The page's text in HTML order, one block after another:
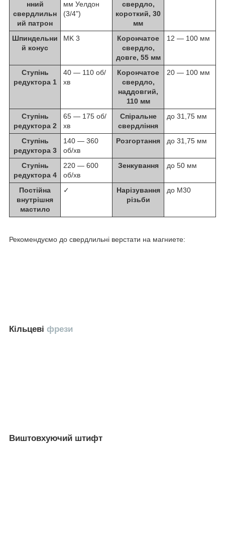
нний
свердлильн
ий патрон
мм Уелдон
(3/4")
свердло,
короткий, 30
мм
Шпиндельни
й конус
MK 3
Корончатое
свердло,
довге, 55 мм
12 ― 100 мм
Ступінь
редуктора 1
40 ― 110 об/
хв
Корончатое
свердло,
наддовгий,
110 мм
20 ― 100 мм
Ступінь
редуктора 2
65 ― 175 об/
хв
Спіральне
свердління
до 31,75 мм
Ступінь
редуктора 3
140 ― 360
об/хв
Розгортання до 31,75 мм
Ступінь
редуктора 4
220 ― 600
об/хв
Зенкування до 50 мм
Постійна
внутрішня
мастило
✓
Нарізування
різьби
до М30
Рекомендуємо до свердлильні верстати на магниете:
Кільцеві фрези
Виштовхуючий штифт